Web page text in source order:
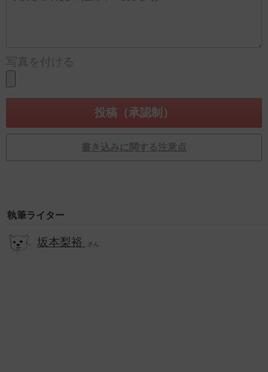
写真を付ける
書き込みに関する注意点
執筆ライター
坂本梨裕 さん